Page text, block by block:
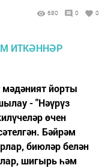
680 0 0
йорты
- "Нәүрүз
өчен
Бәйрәм
биюләр белән
шигырь һәм